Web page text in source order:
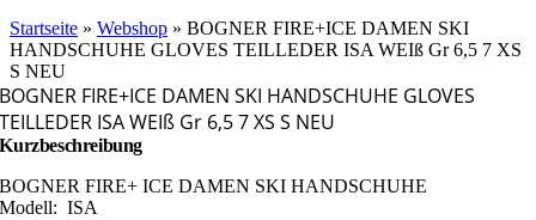
Startseite » Webshop » BOGNER FIRE+ICE DAMEN SKI
HANDSCHUHE GLOVES TEILLEDER ISA WEIß Gr 6,5 7 XS
S NEU
BOGNER FIRE+ICE DAMEN SKI HANDSCHUHE GLOVES
TEILLEDER ISA WEIß Gr 6,5 7 XS S NEU
Kurzbeschreibung
BOGNER FIRE+ ICE DAMEN SKI HANDSCHUHE
Modell: ISA